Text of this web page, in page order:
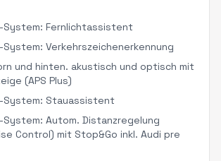
System: Fernlichtassistent
Verkehrszeichenerkennung
und hinten. akustisch und optisch mit
(APS Plus)
System: Stauassistent
Autom. Distanzregelung
Control) mit Stop&Go inkl. Audi pre